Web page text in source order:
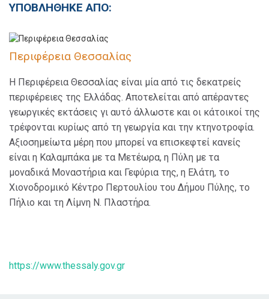
ΥΠΟΒΛΗΘΗΚΕ ΑΠΟ:
Περιφέρεια Θεσσαλίας
Η Περιφέρεια Θεσσαλίας είναι μία από τις δεκατρείς
περιφέρειες της Ελλάδας. Αποτελείται από απέραντες
γεωργικές εκτάσεις γι αυτό άλλωστε και οι κάτοικοί της
τρέφονται κυρίως από τη γεωργία και την κτηνοτροφία.
Αξιοσημείωτα μέρη που μπορεί να επισκεφτεί κανείς
είναι η Καλαμπάκα με τα Μετέωρα, η Πύλη με τα
μοναδικά Μοναστήρια και Γεφύρια της, η Ελάτη, το
Χιονοδρομικό Κέντρο Περτουλίου του Δήμου Πύλης, το
Πήλιο και τη Λίμνη Ν. Πλαστήρα.
https://www.thessaly.gov.gr